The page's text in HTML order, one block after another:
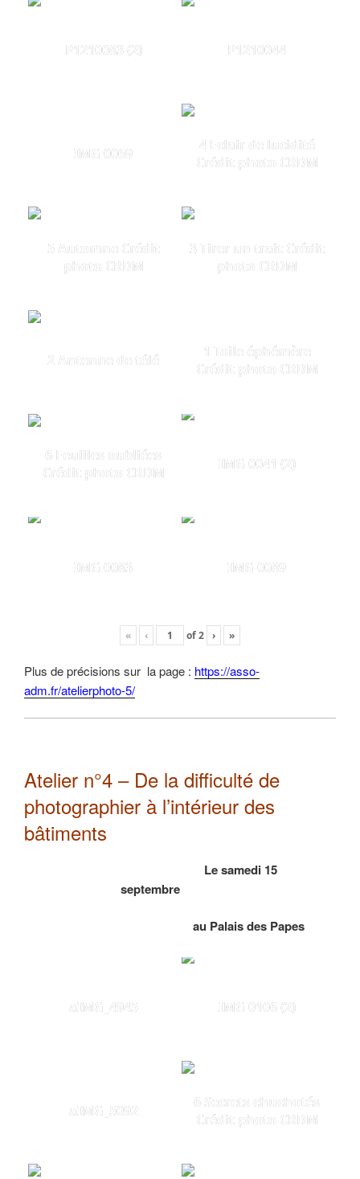
P1210083 (2) P1210044
IMG 0069
4 Eclair de lucidité
Crédit photo CRDM
5 Automne Crédit
photo CRDM
3 Tirer un trait Crédit
photo CRDM
2 Antenne de télé
1 Toile éphémère
Crédit photo CRDM
6 Feuilles oubliées
Crédit photo CRDM
IMG 0041 (2)
IMG 0083 IMG 0089
« ‹ of2 › »
Plus de précisions sur la page : https://asso-
adm.fr/atelierphoto-5/
Atelier n°4 – De la difficulté de
photographier à l’intérieur des
bâtiments
Le samedi 15
septembre
au Palais des Papes
aIMG_4945 IMG 0106 (2)
aIMG_5092
6 Secrets chuchotés
Crédit photo CRDM